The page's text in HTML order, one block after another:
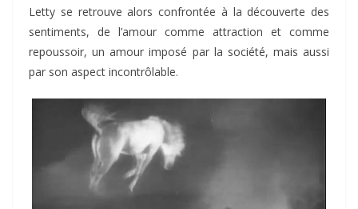
Letty se retrouve alors confrontée à la découverte des
sentiments, de l’amour comme attraction et comme
repoussoir, un amour imposé par la société, mais aussi
par son aspect incontrôlable.